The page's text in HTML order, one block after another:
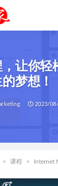
让你轻
梦想！
2023/
课程 Internet